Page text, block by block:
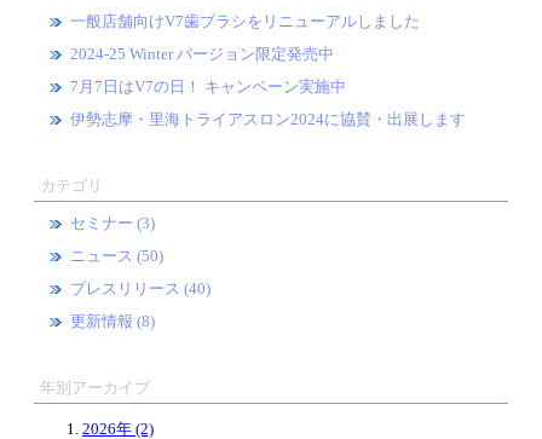
一般店舗向けV7歯ブラシをリニューアルしました
2024-25 Winter バージョン限定発売中
7月7日はV7の日！ キャンペーン実施中
伊勢志摩・里海トライアスロン2024に協賛・出展します
カテゴリ
セミナー (3)
ニュース (50)
プレスリリース (40)
更新情報 (8)
年別アーカイブ
2026年 (2)